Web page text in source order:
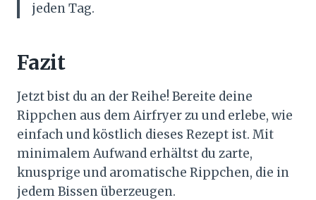
jeden Tag.
Fazit
Jetzt bist du an der Reihe! Bereite deine
Rippchen aus dem Airfryer zu und erlebe, wie
einfach und köstlich dieses Rezept ist. Mit
minimalem Aufwand erhältst du zarte,
knusprige und aromatische Rippchen, die in
jedem Bissen überzeugen.